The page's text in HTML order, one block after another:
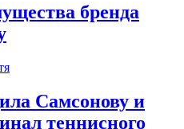
бренда
Самсонову и
теннисного